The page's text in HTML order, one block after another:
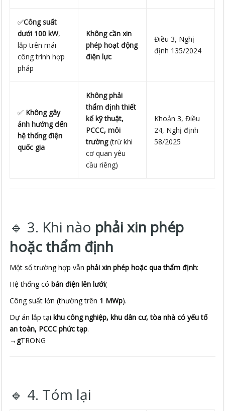
✅Công suất
dưới 100 kW,
lắp trên mái
công trình hợp
pháp
Không cần xin
phép hoạt động
điện lực
Điều 3, Nghị
định 135/2024
✅ Không gây
ảnh hưởng đến
hệ thống điện
quốc gia
Không phải
thẩm định thiết
kế kỹ thuật,
PCCC, môi
trường(trừ khi
cơ quan yêu
cầu riêng)
Khoản 3, Điều
24, Nghị định
58/2025
🔹 3. Khi nào phải xin phép
hoặc thẩm định
Một số trường hợp vẫnphải xin phép hoặc qua thẩm định:
Hệ thống cóbán điện lên lưới(
Công suất lớn (thường trên 1 MWp).
Dự án lắp tạikhu công nghiệp, khu dân cư, tòa nhà có yếu tố
an toàn, PCCC phức tạp.
→ gTRONG
🔹 4. Tóm lại